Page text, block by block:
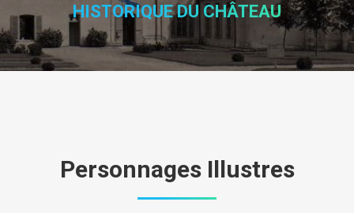
HISTORIQUE DU CHÂTEAU
Personnages Illustres